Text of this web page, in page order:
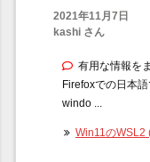
2021年11月7日
kashi さん
有用な情報を
Firefoxでの日本
windo ...
Win11のWSL2